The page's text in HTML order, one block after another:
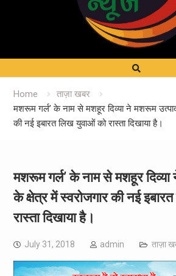
Home
ताज़ा खबर
मशरूम गर्ल’ के नाम से मशहूर दिव्या ने मशरूम
की नई इबारत लिख युवाओं को रास्ता दिखाया है।
मशरूम गर्ल’ के नाम से मशहूर
के क्षेत्र में स्वरोजगार की नई
रास्ता दिखाया है।
July 31, 2018 admin ताज़ा